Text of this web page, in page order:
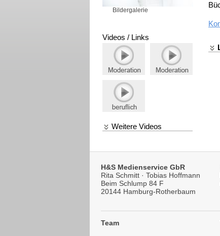
Bildergalerie
Videos / Links
Weitere Videos
H&S Medienservice GbR
Rita Schmitt · Tobias Hoffmann
Beim Schlump 84 F
20144 Hamburg-Rotherbaum
Team